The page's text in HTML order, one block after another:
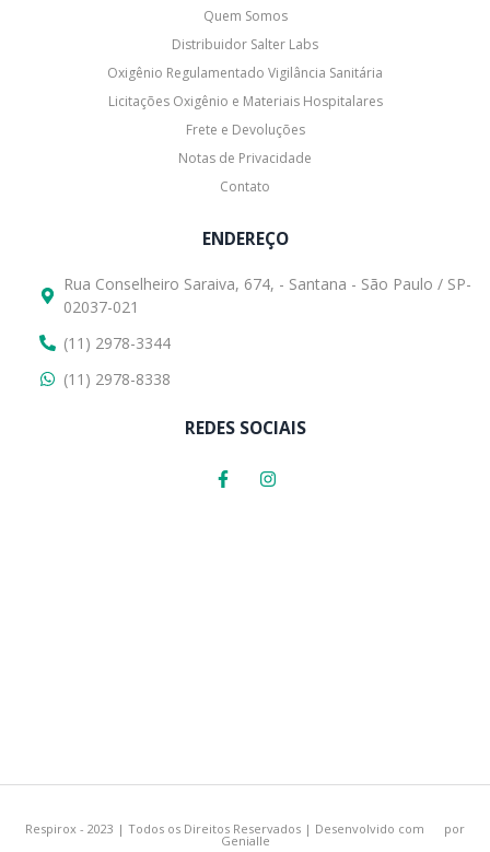
Quem Somos
Distribuidor Salter Labs
Oxigênio Regulamentado Vigilância Sanitária
Licitações Oxigênio e Materiais Hospitalares
Frete e Devoluções
Notas de Privacidade
Contato
ENDEREÇO
Rua Conselheiro Saraiva, 674, - Santana - São Paulo / SP-
02037-021
(11) 2978-3344
(11) 2978-8338
REDES SOCIAIS
Respirox - 2023 | Todos os Direitos Reservados | Desenvolvido com por
Genialle